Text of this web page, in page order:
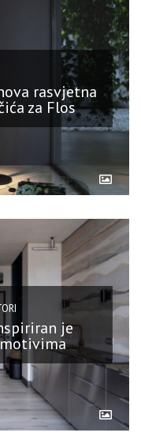
rasvjetna
za Flos
je